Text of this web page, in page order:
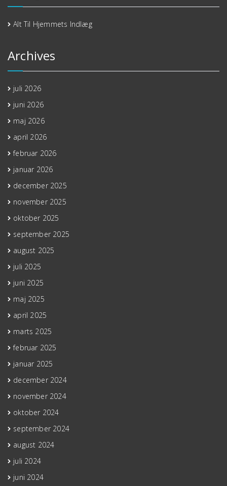
Alt Til Hjemmets Indlæg
Archives
juli 2026
juni 2026
maj 2026
april 2026
februar 2026
januar 2026
december 2025
november 2025
oktober 2025
september 2025
august 2025
juli 2025
juni 2025
maj 2025
april 2025
marts 2025
februar 2025
januar 2025
december 2024
november 2024
oktober 2024
september 2024
august 2024
juli 2024
juni 2024